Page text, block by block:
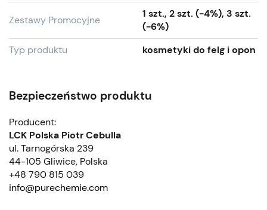
Zestawy Promocyjne
1 szt., 2 szt. (-4%), 3 szt.
(-6%)
Typ produktu
kosmetyki do felg i opon
Bezpieczeństwo produktu
Producent:
LCK Polska Piotr Cebulla
ul. Tarnogórska 239
44-105 Gliwice, Polska
+48 790 815 039
info@purechemie.com